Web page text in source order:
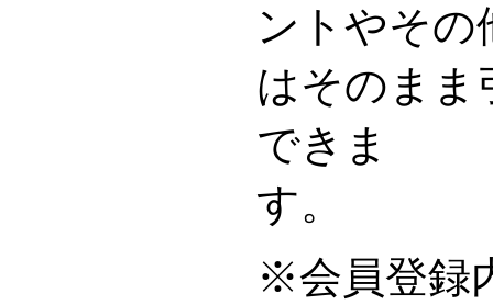
ントやその
はそのまま
できま
※会員登録